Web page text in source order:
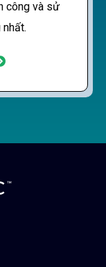
công và sử